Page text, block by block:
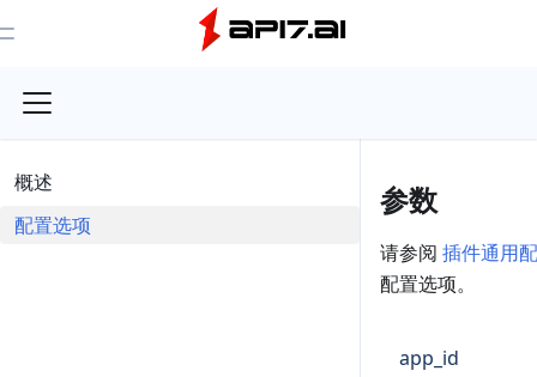
Toggle Menu
概述
配置选项
参数
请参阅 插件通用
配置选项。
app_id